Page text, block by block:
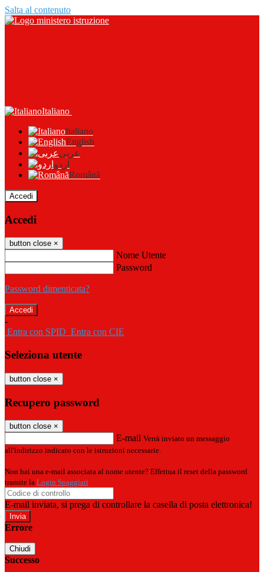
Salta al contenuto
Italiano
Italiano
English
عربى
اردو
Română
Accedi
Accedi
button close ×
Nome Utente
Password
Password dimenticata?
-
Entra con SPID Entra con CIE
Seleziona utente
button close ×
Recupero password
button close ×
E-mail Verrà inviato un messaggio
all'indirizzo indicato con le istruzioni necessarie.
Non hai una e-mail associata al nome utente? Effettua il reset della password
tramite la Login Spaggiari
E-mail inviata, si prega di controllare la casella di posta elettronica!
Errore
Chiudi
Successo